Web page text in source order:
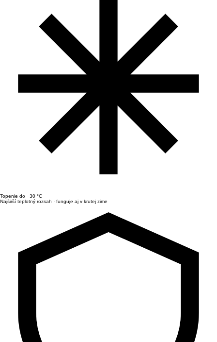
Topenie do −30 °C
Najširší teplotný rozsah · funguje aj v krutej zime